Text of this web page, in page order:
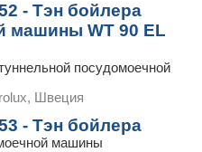
- Тэн бойлера
машины WT 90 EL
посудомоечной
Швеция
- Тэн бойлера
машины